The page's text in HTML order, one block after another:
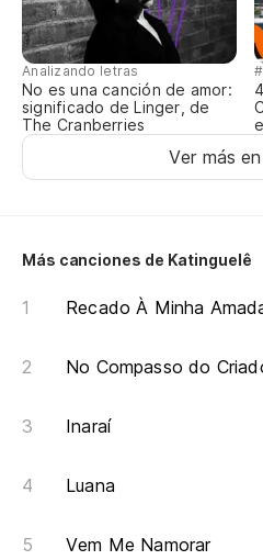
Analizando letras
No es una canción de amor:
significado de Linger, de
The Cranberries
Ver más
Más canciones de Katinguelê
Recado À Minha
No Compasso do
Inaraí
Luana
Vem Me Namorar